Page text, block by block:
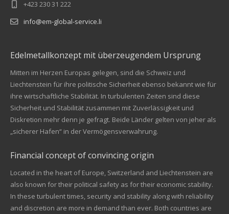
+423 230 31 222
info@em-global-service.li
Edelmetallkonzept mit überzeugendem Ursprung
Mitten im Herzen Europas gelegen, sind die Schweiz und
Liechtenstein für ihre politische Sicherheit ebenso bekannt wie für
ihre wirtschaftliche Stabilität. In turbulenten Zeiten sind diese
Sicherheit und Stabilität zusammen mit Zuverlässigkeit und
Diskretion mehr denn je gefragt. Beide Länder gelten von jeher als
„sicherer Hafen“ in der Vermögensverwahrung.
Financial concept of convincing origin
Located in the heart of Europe, Switzerland and Liechtenstein are
also known for their political safety as for their economic stability.
In these turbulent times, security and stability along with reliability
and discretion are more in demand than ever. Both countries are
Kundenbewertungen und Erfahrungen zu
EM Global Service AG